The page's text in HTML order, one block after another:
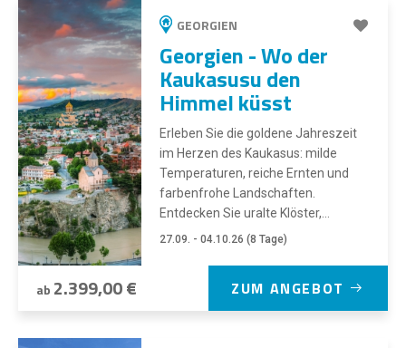
GEORGIEN
Georgien - Wo der
Kaukasusu den
Himmel küsst
Erleben Sie die goldene Jahreszeit
im Herzen des Kaukasus: milde
Temperaturen, reiche Ernten und
farbenfrohe Landschaften.
Entdecken Sie uralte Klöster,...
27.09. - 04.10.26 (8 Tage)
ab 2.399,00 € ZUM ANGEBOT